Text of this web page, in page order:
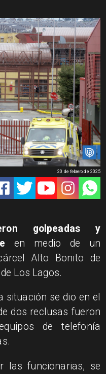
20 de febrero de 2025
golpeadas y
en medio de un
Alto Bonito de
Los Lagos.
situación se dio en el
dos reclusas fueron
de telefonía
las funcionarias, se